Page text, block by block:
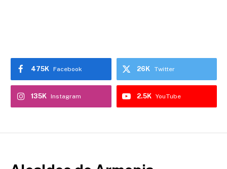
Facebook
475K Twitter
26K
Instagram
135K YouTube
2.5K